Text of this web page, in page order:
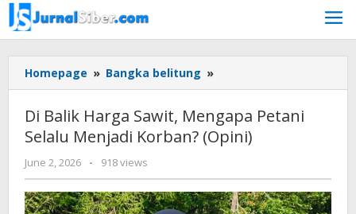
Skip
to
content
Homepage » Bangka belitung »
Balik
Sawit,
Mengapa
Menjadi
Korban?
Di Balik Harga Sawit, Mengapa Petani
Selalu Menjadi Korban? (Opini)
June 2, 2026
by
Budiyanto
- 918 views